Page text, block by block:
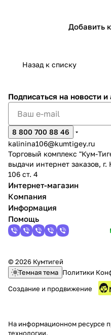
Добавить
Назад к списку
Подписаться на новости и
8 800 700 88 46
kalinina106@kumtigey.ru
Торговый комплекс "Кум-
выдачи интернет заказов,
106 ст. 4
Интернет-магазин
Компания
Информация
Помощь
© 2026 Кумтигей
Темная тема Политики
Создание и продвижение
На информационном ресурсе
технологии.